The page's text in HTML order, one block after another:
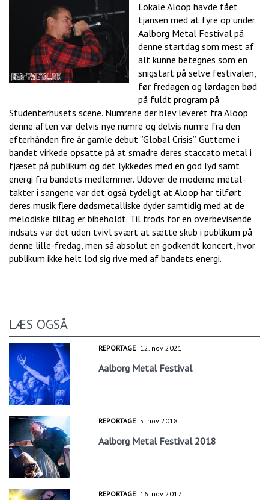
Lokale Aloop havde fået
tjansen med at fyre op under
Aalborg Metal Festival på
denne startdag som mest af
alt kunne betegnes som en
snigstart på selve festivalen,
før fredagen og lørdagen bød
på fuldt program på
Studenterhusets scene. Numrene der blev leveret fra Aloop
denne aften var delvis nye numre og delvis numre fra den
efterhånden fire år gamle debut ”Global Crisis”. Gutterne i
bandet virkede opsatte på at smadre deres staccato metal i
fjæset på publikum og det lykkedes med en god lyd samt
energi fra bandets medlemmer. Udover de moderne metal-
takter i sangene var det også tydeligt at Aloop har tilført
deres musik flere dødsmetalliske dyder samtidig med at de
melodiske tiltag er bibeholdt. Til trods for en overbevisende
indsats var det uden tvivl svært at sætte skub i publikum på
denne lille-fredag, men så absolut en godkendt koncert, hvor
publikum ikke helt lod sig rive med af bandets energi.
LÆS OGSÅ
REPORTAGE 12. nov 2021
Aalborg Metal Festival
REPORTAGE 5. nov 2018
Aalborg Metal Festival 2018
REPORTAGE 16. nov 2017